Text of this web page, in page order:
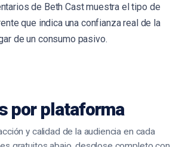
de Beth Cast muestra el tipo de
que indica una confianza real de la
de un consumo pasivo.
por plataforma
y calidad de la audiencia en cada